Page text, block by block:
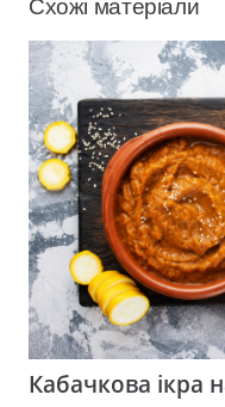
Схожі матеріали
Кабачкова ікра